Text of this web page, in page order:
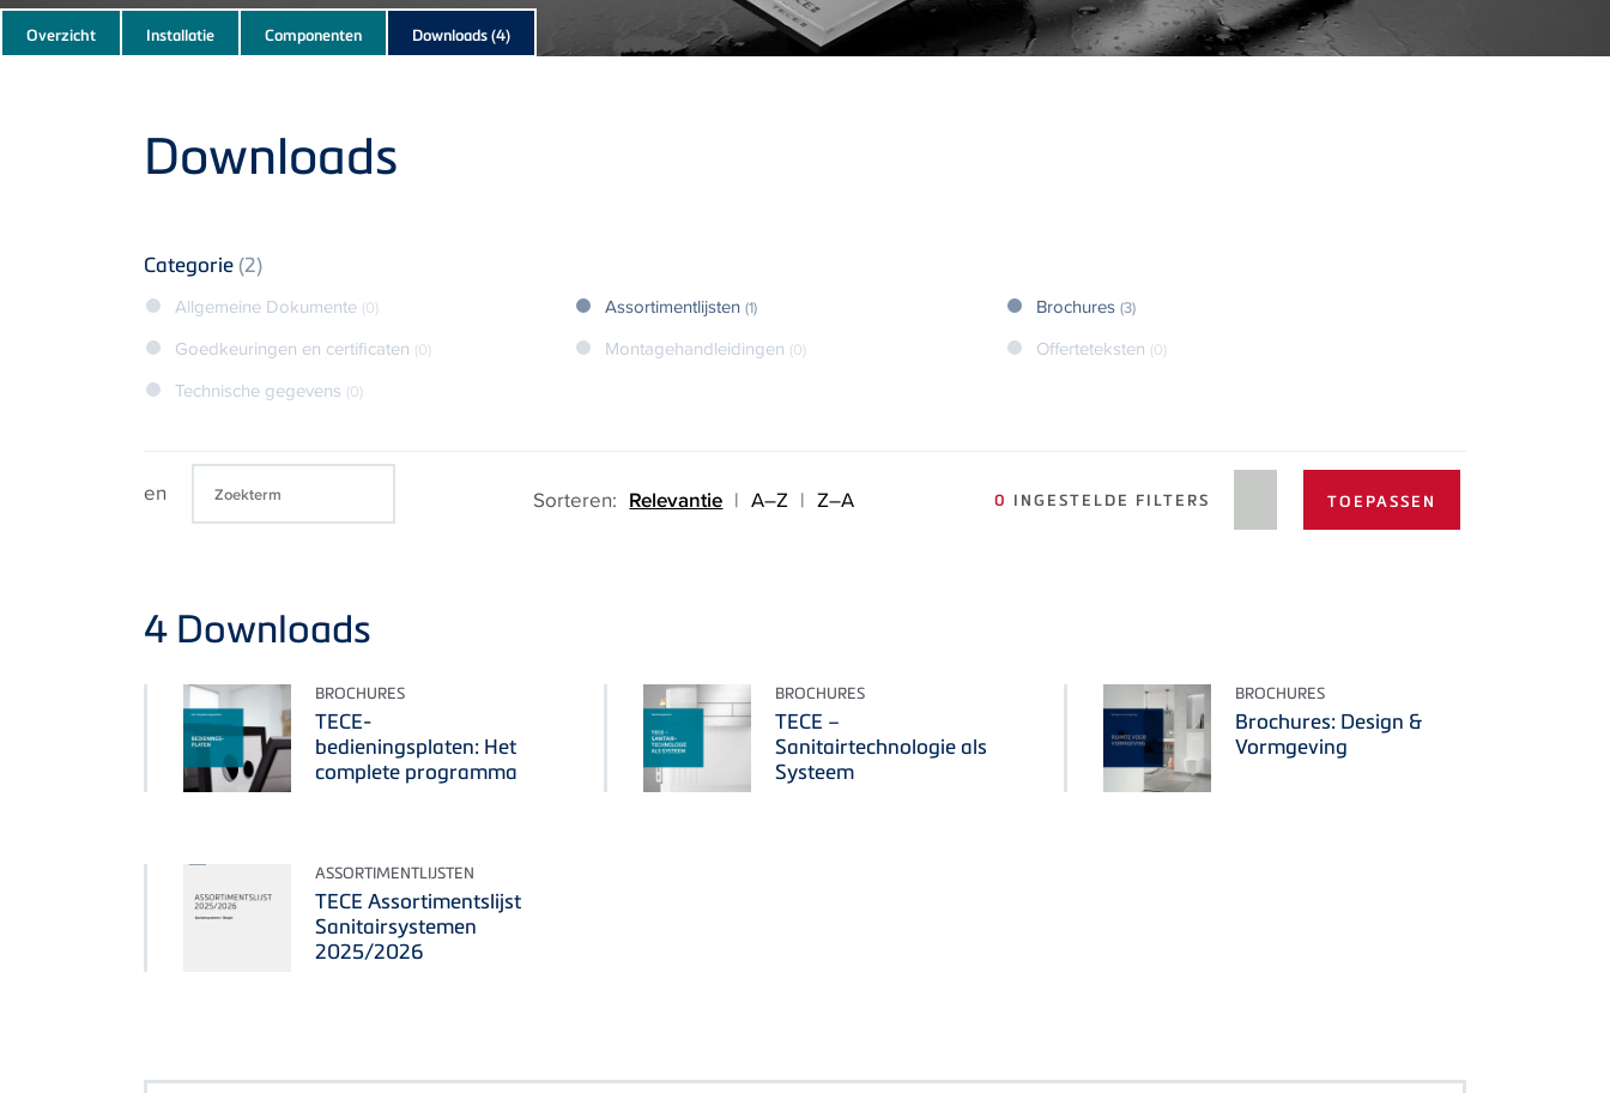
Subnavigation
of
Overzicht Installatie Componenten Downloads(4)
Downloads
Categorie (2)
Allgemeine Dokumente (0) Assortimentlijsten (1) Brochures (3)
Goedkeuringen en certificaten (0) Montagehandleidingen (0) Offerteteksten (0)
Technische gegevens (0)
en Sorteren: Relevantie | A–Z | Z–A 0 INGESTELDE FILTERS
4 Downloads
BROCHURES
TECE-
bedieningsplaten: Het
complete programma
BROCHURES
TECE –
Sanitairtechnologie als
Systeem
BROCHURES
Brochures: Design &
Vormgeving
ASSORTIMENTLIJSTEN
TECE Assortimentslijst
Sanitairsystemen
2025/2026